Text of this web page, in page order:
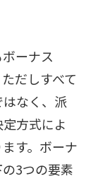
ーナス
だしすべて
なく、派
方式によ
す。ボーナ
3つの要素